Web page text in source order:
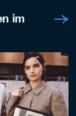
im